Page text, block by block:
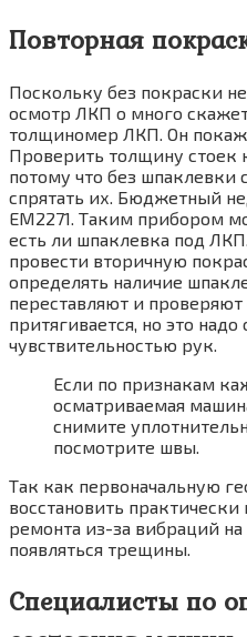
Повторная
Поскольку без покраски
осмотр ЛКП о много
толщиномер ЛКП. Он
Проверить толщину стоек
потому что без
спрятать их. Бюджетный
ЕМ2271. Таким прибором
есть ли шпаклевка под
провести вторичную
определять наличие
переставляют и
притягивается, но это
чувствительностью рук.
Если по признакам
осматриваемая
снимите
посмотрите швы.
Так как первоначальную
восстановить
ремонта из-за вибраций
появляться трещины.
Специалисты по